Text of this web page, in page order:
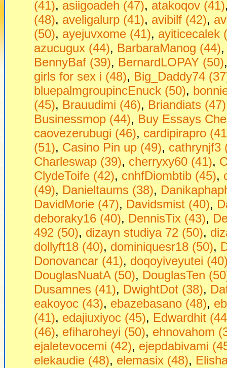
(41), asiigoadeh (47), atakoqov (41)
(48), aveligalurp (41), avibilf (42),
(50), ayejuvxome (41), ayiticecalek
azucugux (44), BarbaraManog (44)
BennyBaf (39), BernardLOPAY (50)
girls fоr seх i (48), Big_Daddy74
bluepalmgroupincEnuck (50),
(45), Brauudimi (46), Briandiats (47)
Businessmop (44), Buy Essays
caovezerubugi (46), cardipirapro
(51), Casino Pin up (49), cathrynjf3
Charleswap (39), cherryxy60 (41),
ClydeToife (42), cnhfDiombtib (45),
(49), Danieltaums (38),
DavidMorie (47), Davidsmist (40),
deboraky16 (40), DennisTix (43),
492 (50), dizayn studiya 72 (50),
dollyft18 (40), dominiquesr18 (50),
Donovancar (41), doqoyiveyutei
DouglasNuatA (50), DouglasTen
Dusamnes (41), DwightDot (38),
eakoyoc (43), ebazebasano (48),
(41), edajiuxiyoc (45), Edwardhit
(46), efiharoheyi (50), ehnovahom
ejaletevocemi (42), ejepdabivami
elekaudie (48), elemasix (48),